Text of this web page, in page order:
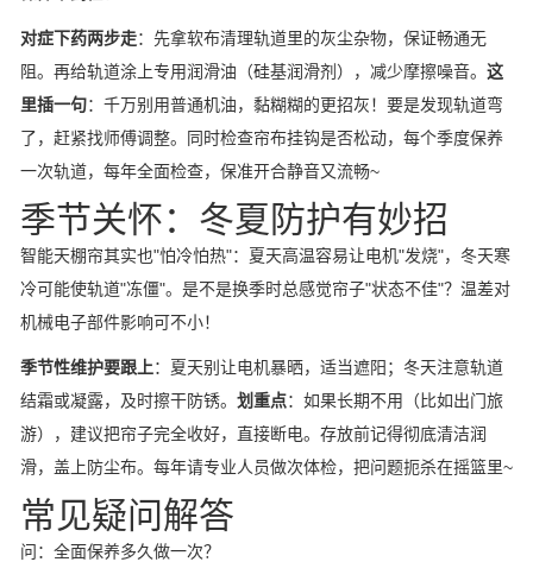
对症下药两步走：先拿软布清理轨道里的灰尘杂物，保证畅通无
阻。再给轨道涂上专用润滑油（硅基润滑剂），减少摩擦噪音。 这
里插一句：千万别用普通机油，黏糊糊的更招灰！要是发现轨道弯
了，赶紧找师傅调整。同时检查帘布挂钩是否松动，每个季度保养
一次轨道，每年全面检查，保准开合静音又流畅~
季节关怀：冬夏防护有妙招
智能天棚帘其实也"怕冷怕热"：夏天高温容易让电机"发烧"，冬天寒
冷可能使轨道"冻僵"。是不是换季时总感觉帘子"状态不佳"？温差对
机械电子部件影响可不小！
季节性维护要跟上：夏天别让电机暴晒，适当遮阳；冬天注意轨道
结霜或凝露，及时擦干防锈。 划重点：如果长期不用（比如出门旅
游），建议把帘子完全收好，直接断电。存放前记得彻底清洁润
滑，盖上防尘布。每年请专业人员做次体检，把问题扼杀在摇篮里~
常见疑问解答
问：全面保养多久做一次？